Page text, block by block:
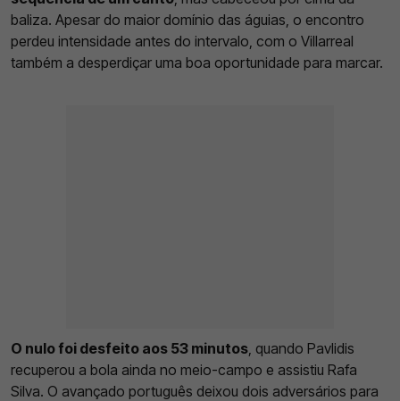
baliza. Apesar do maior domínio das águias, o encontro
perdeu intensidade antes do intervalo, com o Villarreal
também a desperdiçar uma boa oportunidade para marcar.
O nulo foi desfeito aos 53 minutos , quando Pavlidis
recuperou a bola ainda no meio-campo e assistiu Rafa
Silva. O avançado português deixou dois adversários para